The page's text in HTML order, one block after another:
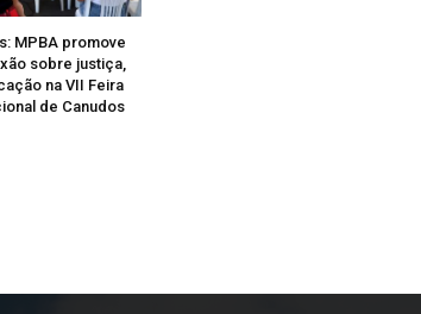
MPBA promove
sobre justiça,
na VII Feira
de Canudos